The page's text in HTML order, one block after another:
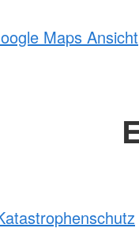
Maps Ansicht